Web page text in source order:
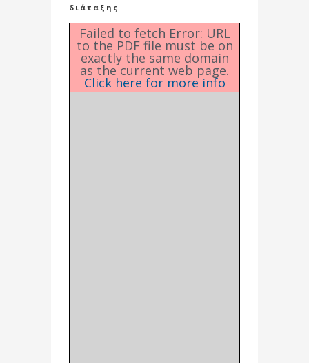
διάταξης
Failed to fetch Error: URL
to the PDF file must be on
exactly the same domain
as the current web page.
Click here for more info